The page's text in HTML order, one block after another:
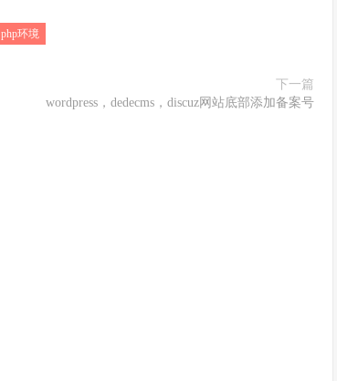
php环境
下一篇
wordpress，dedecms，discuz网站底部添加备案号